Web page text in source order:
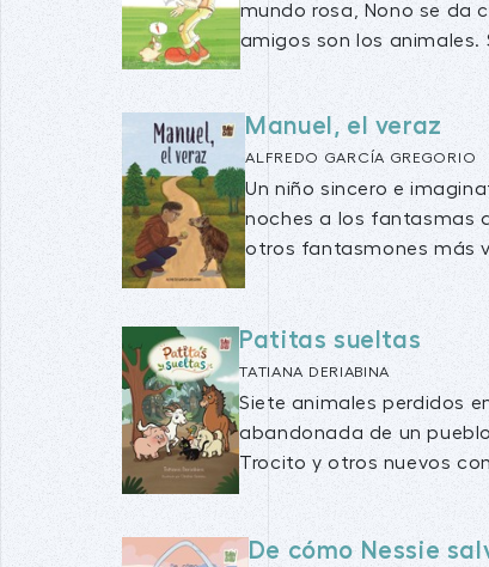
mundo rosa, Nono se da
amigos son los animales.
Manuel, el veraz
ALFREDO GARCÍA GREGORIO
Un niño sincero e
noches a los fantasmas
otros fantasmones más
Patitas sueltas
TATIANA DERIABINA
Siete animales perdidos
abandonada de un
Trocito y otros nuevos
De cómo Nessie